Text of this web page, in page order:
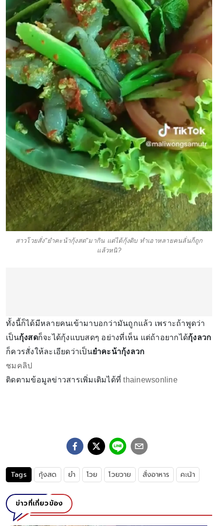
สาวโวยสั่ง"ยำคะน้ากุ้งสด"มากิน แต่ได้กุ้งดิบ ทำเอาหลายคนลั่นก็ถูก
แล้วหนิ?
ทั้งนี้ก็ได้มีหลายคนเข้ามาบอกว่ามันถูกแล้ว เพราะถ้าพูดว่า
เป็นกุ้งสดก็จะได้กุ้งแบบสดๆ อย่างที่เห็น แต่ถ้าอยากได้กุ้งลวก
ก็ควรสั่งให้ละเอียดว่าเป็นยำคะน้ากุ้งลวก
ชมคลิป
ติดตามข้อมูลข่าวสารเพิ่มเติมได้ที่thainewsonline
Tags กุ้งสด ยำ โวย โวยวาย สั่งอาหาร คะน้า
ข่าวที่เกี่ยวข้อง